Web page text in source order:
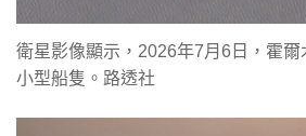
衛星影像顯示，2026年7月6日，霍
小型船隻。路透社